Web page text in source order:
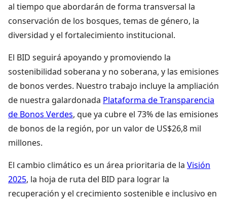
al tiempo que abordarán de forma transversal la
conservación de los bosques, temas de género, la
diversidad y el fortalecimiento institucional.
El BID seguirá apoyando y promoviendo la
sostenibilidad soberana y no soberana, y las emisiones
de bonos verdes. Nuestro trabajo incluye la ampliación
de nuestra galardonada Plataforma de Transparencia
de Bonos Verdes, que ya cubre el 73% de las emisiones
de bonos de la región, por un valor de US$26,8 mil
millones.
El cambio climático es un área prioritaria de la Visión
2025, la hoja de ruta del BID para lograr la
recuperación y el crecimiento sostenible e inclusivo en